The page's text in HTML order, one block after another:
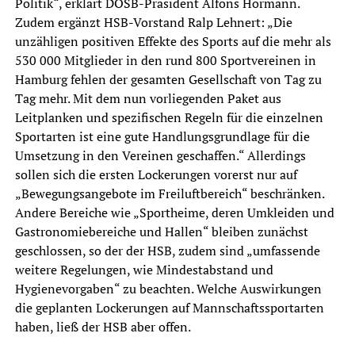
Zudem ergänzt HSB-Vorstand Ralp Lehnert: „Die
unzähligen positiven Effekte des Sports auf die mehr als
530 000 Mitglieder in den rund 800 Sportvereinen in
Hamburg fehlen der gesamten Gesellschaft von Tag zu
Tag mehr. Mit dem nun vorliegenden Paket aus
Leitplanken und spezifischen Regeln für die einzelnen
Sportarten ist eine gute Handlungsgrundlage für die
Umsetzung in den Vereinen geschaffen.“ Allerdings
sollen sich die ersten Lockerungen vorerst nur auf
„Bewegungsangebote im Freiluftbereich“ beschränken.
Andere Bereiche wie „Sportheime, deren Umkleiden und
Gastronomiebereiche und Hallen“ bleiben zunächst
geschlossen, so der der HSB, zudem sind „umfassende
weitere Regelungen, wie Mindestabstand und
Hygienevorgaben“ zu beachten. Welche Auswirkungen
die geplanten Lockerungen auf Mannschaftssportarten
haben, ließ der HSB aber offen.